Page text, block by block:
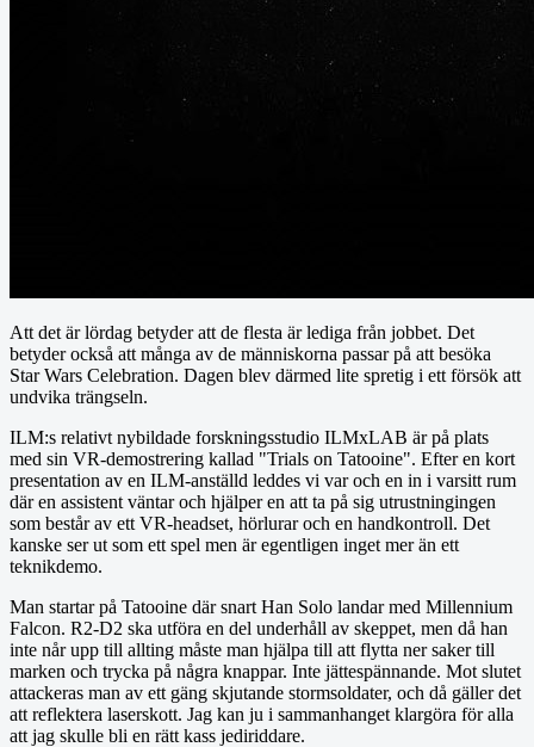
Att det är lördag betyder att de flesta är lediga från jobbet. Det
betyder också att många av de människorna passar på att besöka
Star Wars Celebration. Dagen blev därmed lite spretig i ett försök att
undvika trängseln.
ILM:s relativt nybildade forskningsstudio ILMxLAB är på plats
med sin VR-demostrering kallad "Trials on Tatooine". Efter en kort
presentation av en ILM-anställd leddes vi var och en in i varsitt rum
där en assistent väntar och hjälper en att ta på sig utrustningingen
som består av ett VR-headset, hörlurar och en handkontroll. Det
kanske ser ut som ett spel men är egentligen inget mer än ett
teknikdemo.
Man startar på Tatooine där snart Han Solo landar med Millennium
Falcon. R2-D2 ska utföra en del underhåll av skeppet, men då han
inte når upp till allting måste man hjälpa till att flytta ner saker till
marken och trycka på några knappar. Inte jättespännande. Mot slutet
attackeras man av ett gäng skjutande stormsoldater, och då gäller det
att reflektera laserskott. Jag kan ju i sammanhanget klargöra för alla
att jag skulle bli en rätt kass jediriddare.